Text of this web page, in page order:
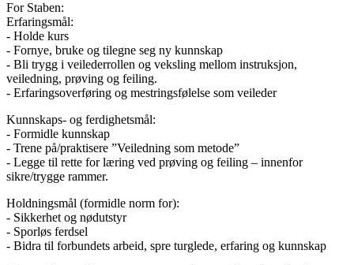
For Staben:
Erfaringsmål:
- Holde kurs
- Fornye, bruke og tilegne seg ny kunnskap
- Bli trygg i veilederrollen og veksling mellom instruksjon,
veiledning, prøving og feiling.
- Erfaringsoverføring og mestringsfølelse som veileder
Kunnskaps- og ferdighetsmål:
- Formidle kunnskap
- Trene på/praktisere ”Veiledning som metode”
- Legge til rette for læring ved prøving og feiling – innenfor
sikre/trygge rammer.
Holdningsmål (formidle norm for):
- Sikkerhet og nødutstyr
- Sporløs ferdsel
- Bidra til forbundets arbeid, spre turglede, erfaring og kunnskap